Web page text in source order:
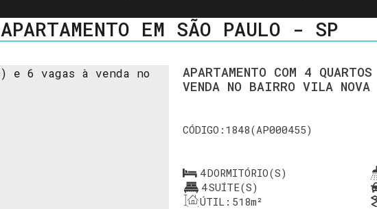
APARTAMENTO COM 4
VENDA NO BAIRRO VILA NOVA
1848(AP000455)
4DORMITÓRIO(S)
4SUÍTE(S)
ÚTIL: 518m²
APARTAMENTO EM SÃO PAULO - SP